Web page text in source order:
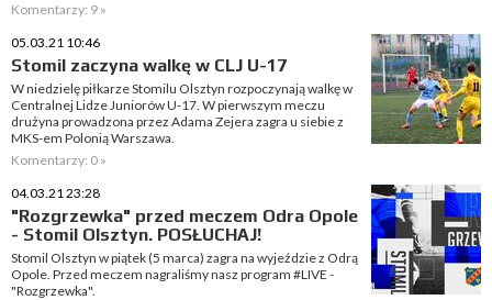
Komentarzy: 9 »
05.03.21 10:46
Stomil zaczyna walkę w CLJ U-17
W niedzielę piłkarze Stomilu Olsztyn rozpoczynają walkę w
Centralnej Lidze Juniorów U-17. W pierwszym meczu
drużyna prowadzona przez Adama Zejera zagra u siebie z
MKS-em Polonią Warszawa.
Komentarzy: 0 »
04.03.21 23:28
"Rozgrzewka" przed meczem Odra Opole
- Stomil Olsztyn. POSŁUCHAJ!
Stomil Olsztyn w piątek (5 marca) zagra na wyjeździe z Odrą
Opole. Przed meczem nagraliśmy nasz program #LIVE -
"Rozgrzewka".